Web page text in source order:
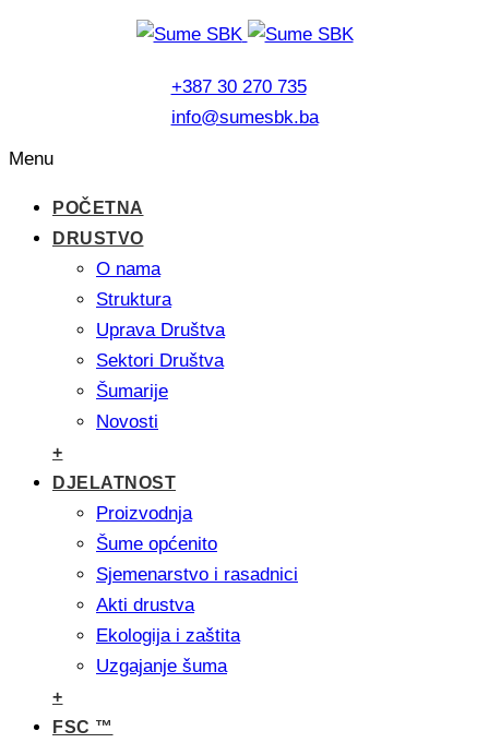
+387 30 270 735
info@sumesbk.ba
Menu
POČETNA
DRUSTVO
O nama
Struktura
Uprava Društva
Sektori Društva
Šumarije
Novosti
+
DJELATNOST
Proizvodnja
Šume općenito
Sjemenarstvo i rasadnici
Akti drustva
Ekologija i zaštita
Uzgajanje šuma
+
FSC ™